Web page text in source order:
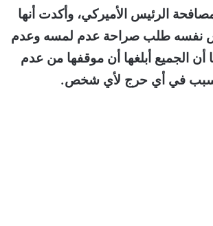
الرئيس الأميركي، وأكدت أنها
نفسه طلب صراحة عدم لمسه وعدم
أن الجميع أبلغها أن موقفها من عدم
في أي حرج لأي شخص.